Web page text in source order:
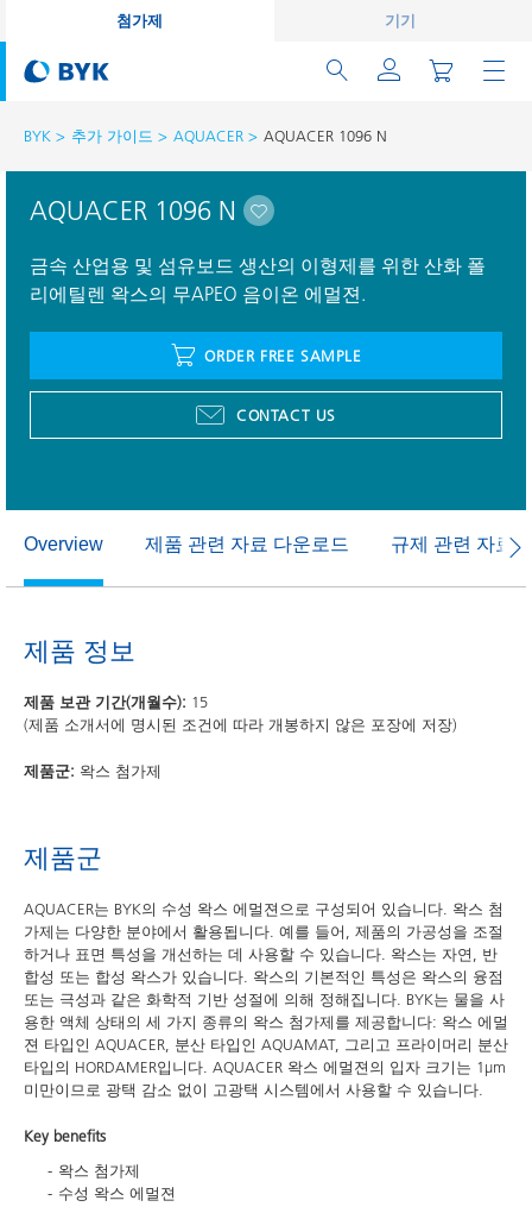
첨가제 기기
BYK 추가 가이드 AQUACER AQUACER 1096 N
AQUACER 1096 N
금속 산업용 및 섬유보드 생산의 이형제를 위한 산화 폴
리에틸렌 왁스의 무APEO 음이온 에멀젼.
ORDER FREE SAMPLE
CONTACT US
Overview 제품 관련 자료 다운로드 규제 관련 자료
제품 정보
제품 보관 기간(개월수): 15
(제품 소개서에 명시된 조건에 따라 개봉하지 않은 포장에 저장)
제품군: 왁스 첨가제
제품군
AQUACER는 BYK의 수성 왁스 에멀젼으로 구성되어 있습니다. 왁스 첨
가제는 다양한 분야에서 활용됩니다. 예를 들어, 제품의 가공성을 조절
하거나 표면 특성을 개선하는 데 사용할 수 있습니다. 왁스는 자연, 반
합성 또는 합성 왁스가 있습니다. 왁스의 기본적인 특성은 왁스의 융점
또는 극성과 같은 화학적 기반 성절에 의해 정해집니다. BYK는 물을 사
용한 액체 상태의 세 가지 종류의 왁스 첨가제를 제공합니다: 왁스 에멀
젼 타입인 AQUACER, 분산 타입인 AQUAMAT, 그리고 프라이머리 분산
타입의 HORDAMER입니다. AQUACER 왁스 에멀젼의 입자 크기는 1µm
미만이므로 광택 감소 없이 고광택 시스템에서 사용할 수 있습니다.
Key benefits
왁스 첨가제
수성 왁스 에멀젼